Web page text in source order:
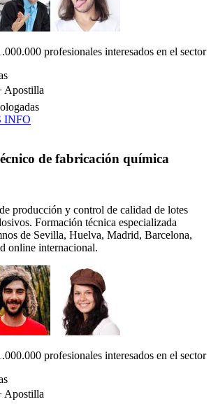
profesionales interesados en el sector
Apostilla
INFO
de fabricación química
producción y control de calidad de lotes
Formación técnica especializada
de Sevilla, Huelva, Madrid, Barcelona,
online internacional.
profesionales interesados en el sector
Apostilla